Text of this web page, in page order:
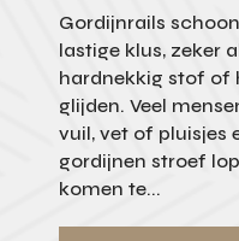
Gordijnrails
lastige klus, zeker
hardnekkig stof of
glijden. Veel
vuil, vet of pluisjes
gordijnen stroef
komen te...